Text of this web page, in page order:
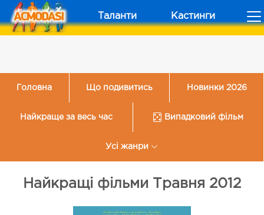
Таланти Кастинги
Головна Що подивитись Новинки 2026
Найкраще за весь час Випадковий фільм
Усі жанри
Найкращі фільми Травня 2012